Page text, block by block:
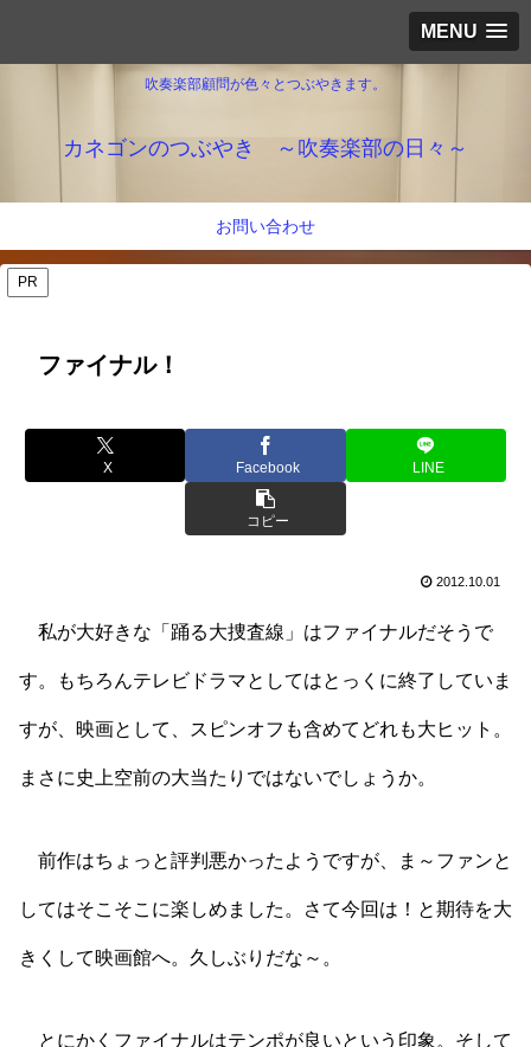
MENU
吹奏楽部顧問が色々とつぶやきます。
カネゴンのつぶやき ～吹奏楽部の日々～
お問い合わせ
PR
ファイナル！
X Facebook LINE
コピー
2012.10.01
私が大好きな「踊る大捜査線」はファイナルだそうで
す。もちろんテレビドラマとしてはとっくに終了していま
すが、映画として、スピンオフも含めてどれも大ヒット。
まさに史上空前の大当たりではないでしょうか。
前作はちょっと評判悪かったようですが、ま～ファンと
してはそこそこに楽しめました。さて今回は！と期待を大
きくして映画館へ。久しぶりだな～。
とにかくファイナルはテンポが良いという印象。そして